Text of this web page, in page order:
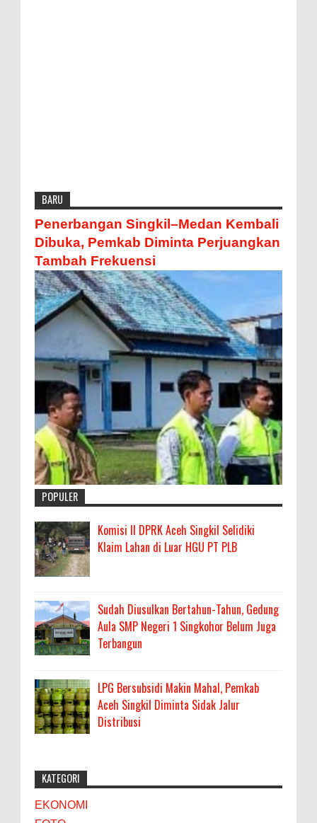
BARU
Penerbangan Singkil–Medan Kembali
Dibuka, Pemkab Diminta Perjuangkan
Tambah Frekuensi
POPULER
Komisi II DPRK Aceh Singkil Selidiki
Klaim Lahan di Luar HGU PT PLB
Sudah Diusulkan Bertahun-Tahun, Gedung
Aula SMP Negeri 1 Singkohor Belum Juga
Terbangun
LPG Bersubsidi Makin Mahal, Pemkab
Aceh Singkil Diminta Sidak Jalur
Distribusi
KATEGORI
EKONOMI